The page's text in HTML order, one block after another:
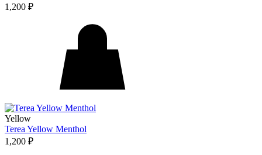
1,200 ₽
Yellow
Terea Yellow Menthol
1,200 ₽